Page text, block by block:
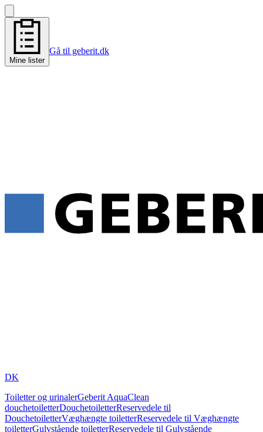
Mine lister
Gå til geberit.dk
DK
Toiletter og urinalerGeberit AquaClean
douchetoiletterDouchetoiletterReservedele til
DouchetoiletterVæghængte toiletterReservedele til Væghængte
toiletterGulvstående toiletterReservedele til Gulvstående